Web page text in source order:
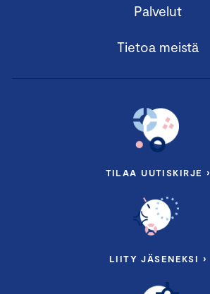
Palvelut
Tietoa meistä
TILAA UUTISKIRJE ›
LIITY JÄSENEKSI ›